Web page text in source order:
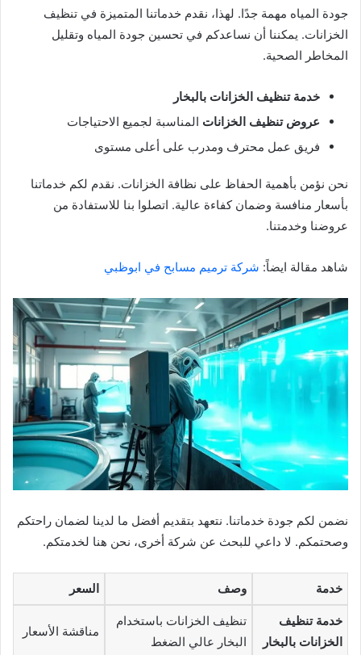
جودة المياه مهمة جدًا. لهذا، نقدم خدماتنا المتميزة في تنظيف
الخزانات. يمكننا أن نساعدكم في تحسين جودة المياه وتقليل
المخاطر الصحية.
خدمة تنظيف الخزانات بالبخار
عروض تنظيف الخزانات المناسبة لجميع الاحتياجات
فريق عمل محترف ومدرب على أعلى مستوى
نحن نؤمن بأهمية الحفاظ على نظافة الخزانات. نقدم لكم خدماتنا
بأسعار منافسة وضمان كفاءة عالية. اتصلوا بنا للاستفادة من
عروضنا وخدمتنا.
شاهد مقالة ايضاً: شركة ترميم مسابح في ابوظبي
نضمن لكم جودة خدماتنا. نتعهد بتقديم أفضل ما لدينا لضمان راحتكم
وصحتمكم. لا داعي للبحث عن شركة أخرى، نحن هنا لخدمتكم.
خدمة وصف السعر
خدمة تنظيف
الخزانات بالبخار
تنظيف الخزانات باستخدام
البخار عالي الضغط
مناقشة الأسعار